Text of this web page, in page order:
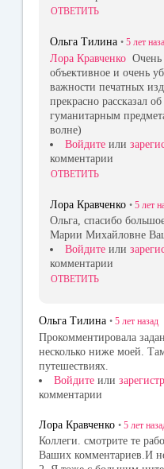
ОТВЕТИТЬ
Ольга Тилина • 5 лет
Лора Кравченко Очень
объективное и очень
важности печатных
прекрасно рассказал
гуманитарным
волне)
Войдите или
комментарии
ОТВЕТИТЬ
Лора Кравченко • 5 лет
Ольга, спасибо
Марии Михайловне
Войдите или
комментарии
ОТВЕТИТЬ
Ольга Тилина • 5 лет назад
Прокомментировала
несколько ниже моей.
путешествиях.
Войдите или
комментарии
Лора Кравченко • 5 лет
Коллеги. смотрите те
Ваших комментариев.И